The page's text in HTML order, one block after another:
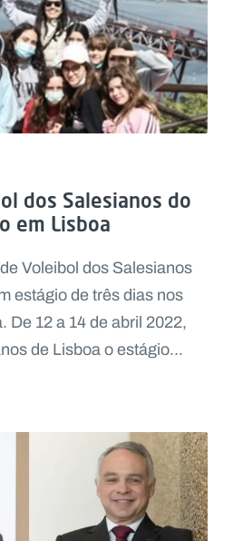
dos Salesianos do
em Lisboa
Voleibol dos Salesianos
estágio de três dias nos
De 12 a 14 de abril 2022,
de Lisboa o estágio...